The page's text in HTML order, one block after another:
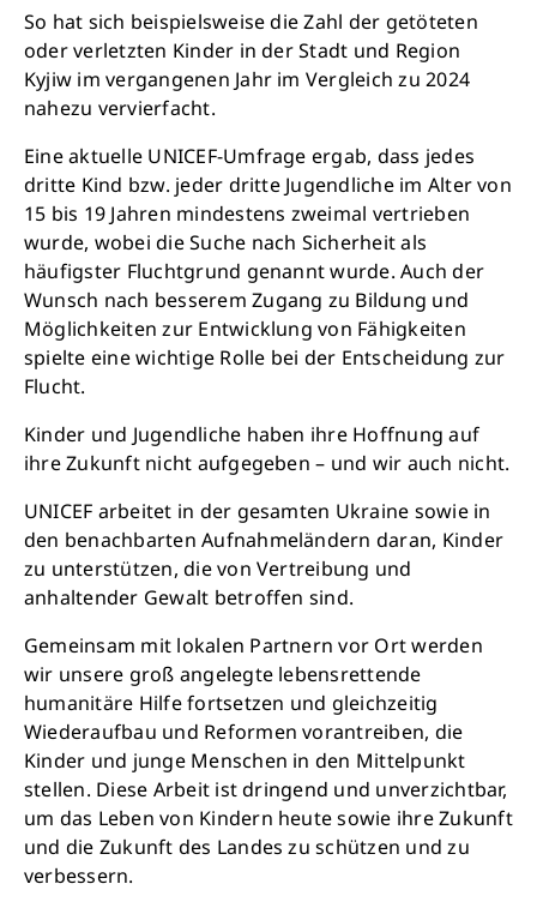
So hat sich beispielsweise die Zahl der getöteten
oder verletzten Kinder in der Stadt und Region
Kyjiw im vergangenen Jahr im Vergleich zu 2024
nahezu vervierfacht.
Eine aktuelle UNICEF-Umfrage ergab, dass jedes
dritte Kind bzw. jeder dritte Jugendliche im Alter von
15 bis 19 Jahren mindestens zweimal vertrieben
wurde, wobei die Suche nach Sicherheit als
häufigster Fluchtgrund genannt wurde. Auch der
Wunsch nach besserem Zugang zu Bildung und
Möglichkeiten zur Entwicklung von Fähigkeiten
spielte eine wichtige Rolle bei der Entscheidung zur
Flucht.
Kinder und Jugendliche haben ihre Hoffnung auf
ihre Zukunft nicht aufgegeben – und wir auch nicht.
UNICEF arbeitet in der gesamten Ukraine sowie in
den benachbarten Aufnahmeländern daran, Kinder
zu unterstützen, die von Vertreibung und
anhaltender Gewalt betroffen sind.
Gemeinsam mit lokalen Partnern vor Ort werden
wir unsere groß angelegte lebensrettende
humanitäre Hilfe fortsetzen und gleichzeitig
Wiederaufbau und Reformen vorantreiben, die
Kinder und junge Menschen in den Mittelpunkt
stellen. Diese Arbeit ist dringend und unverzichtbar,
um das Leben von Kindern heute sowie ihre Zukunft
und die Zukunft des Landes zu schützen und zu
verbessern.
Retten Sie noch heute Leben
Schon 50 Cent am Tag können Großes
bewirken: z.B. monatlich 25.000 Liter
sauberes Trinkwasser zur Verfügung stellen.
Sauberes Trinkwasser bedeutet: weniger
Krankheit, mehr Kindheit, bessere Zukunft.
Jetzt Leben retten